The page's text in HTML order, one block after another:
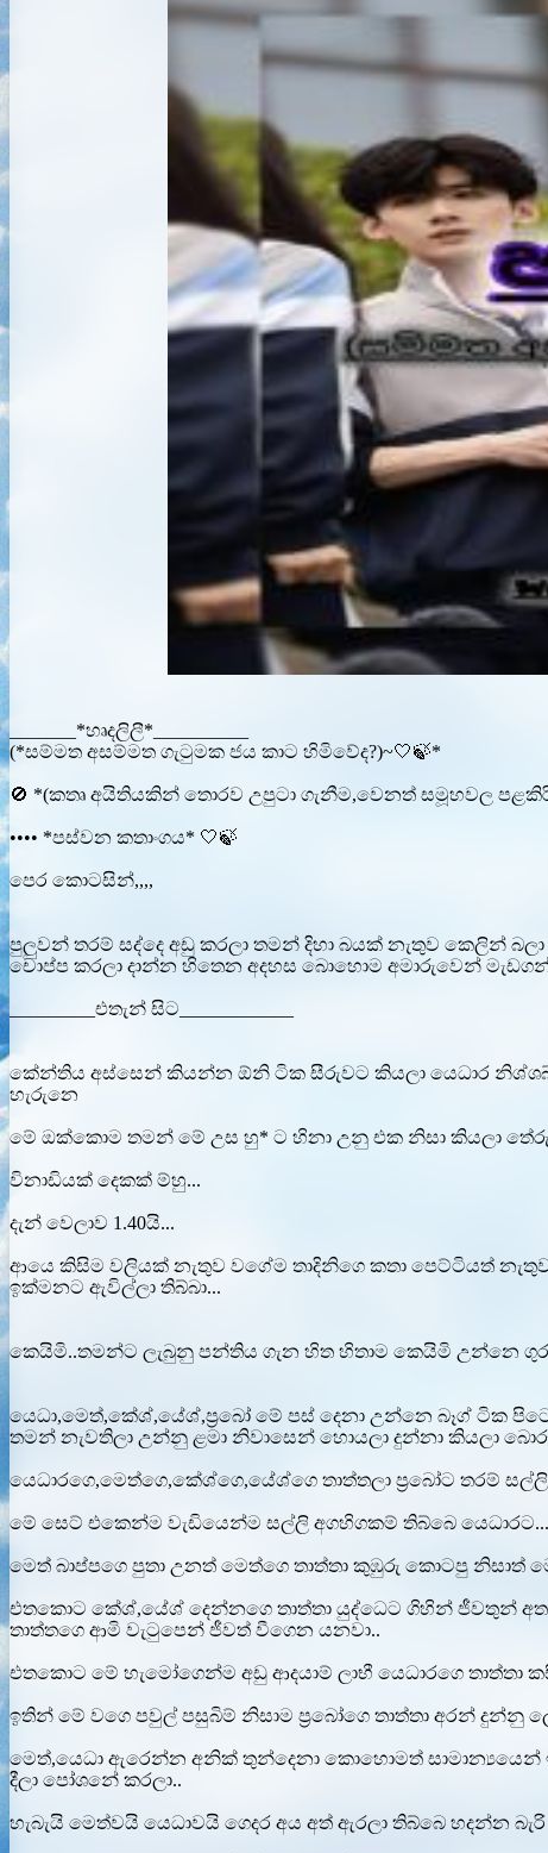
_______*හෘදලිලී*__________
(*සම්මත අසම්මත ගැටුමක ජය කාට හිමිවේද?)~🤍🍃*
🚫 *(කතෘ අයිතියකින් තොරව උපුටා ගැනීම,වෙනත් සමූහවල
•••• *පස්වන කතාංගය* 🤍🍃
පෙර කොටසින්,,,,
පුලුවන් තරම් සද්දෙ අඩු කරලා තමන් දිහා බයක් නැතුව කෙලින්
චොප්ප කරලා දාන්න හිතෙන අදහස බොහොම අමාරුවෙන්
_________එතැන් සිට____________
කේන්තිය අස්සෙන් කියන්න ඕනි ටික සීරුවට කියලා යෙධාර
හැරුනෙ
මේ ඔක්කොම තමන් මේ උස හු* ට හිනා උනු එක නිසා කියලා
විනාඩියක් දෙකක් ම්හු...
දැන් වෙලාව 1.40යි...
ආයෙ කිසිම වලියක් නැතුව වගේම තාදිනිගෙ කතා පෙට්ටියත්
ඉක්මනට ඇවිල්ලා තිබ්බා...
කෙයිමි..තමන්ට ලැබුනු පන්තිය ගැන හිත හිතාම කෙයිමි උන්නෙ
යෙධා,මෙත්,කේශ්,යේශ්,ප්‍රබෝ මේ පස් දෙනා උන්නෙ බෑග් ටික
තමන් නැවතිලා උන්නු ළමා නිවාසෙන් හොයලා දුන්නා කියලා
යෙධාරගෙ,මෙත්ගෙ,කේශ්ගෙ,යේශ්ගෙ තාත්තලා ප්‍රබෝට තරම්
මේ සෙට් එකෙන්ම වැඩියෙන්ම සල්ලි අගහිගකම් තිබ්බෙ යෙධාරට...
මෙත් බාප්පගෙ පුතා උනත් මෙත්ගෙ තාත්තා කුඹුරු කොටපු නිසාත්
එතකොට කේශ්,යේශ් දෙන්නගෙ තාත්තා යුද්ධෙට ගිහින් ජීවතුන්
තාත්තගෙ ආමි වැටුපෙන් ජීවත් වීගෙන යනවා..
එතකොට මේ හැමෝගෙන්ම අඩු ආදයාම් ලාභී යෙධාරගෙ තාත්තා
ඉතින් මේ වගෙ පවුල් පසුබිම් නිසාම ප්‍රබෝගෙ තාත්තා අරන්
මෙත්,යෙධා ඇරෙන්න අනික් තුන්දෙනා කොහොමත් සාමාන්‍යයෙන්
දීලා පෝශනේ කරලා..
හැබැයි මෙත්වයි යෙධාවයි ගෙදර අය අත් ඇරලා තිබ්බෙ හදන්න